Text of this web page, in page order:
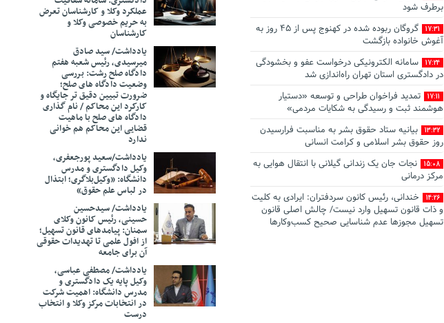
برطرف شود
17:31
گروگان ربوده‌ شده در کهنوج پس از ۴۵ روز به
آغوش خانواده بازگشت
17:24
سامانه الکترونیکی درخواست عفو و بخشودگی
در دادگستری استان تهران راه‌اندازی شد
17:11
تمدید فراخوان طراحی و توسعه «دستیار
هوشمند ثبت و رسیدگی به شکایات مردمی»
13:32
بیانیه ستاد حقوق بشر به مناسبت فرارسیدن
روز حقوق بشر اسلامی و کرامت انسانی
15:08
نجات جان یک زندانی گیلانی با انتقال هوایی به
مرکز درمانی
14:26
خندانی، رئیس کانون سردفتران: ایرادی به کلیت
و ذات قانون تسهیل وارد نیست/ چالش اصلی قانون
تسهیل مجوزها عدم شناسایی صحیح کسب‌وکارها
عملکرد وکلا و کارشناسان تعرض
به حریم خصوصی وکلا و
کارشناسان
‎یادداشت/ سید صادق
میرسیدی، رئیس شعبه هفتم
دادگاه صلح رشت: بررسی
وضعیت دادگاه های صلح؛
ضرورت تبیین دقیق تر جایگاه و
کارکرد این محاکم / نام گذاری
دادگاه های صلح با ماهیت
قضایی این محاکم هم خوانی
ندارد
یادداشت/سعید‌ پورجعفری،
وکیل دادگستری و مدرس
دانشگاه: «وکیل‌بلاگری؛ ابتذال
در لباس علم حقوق»
یادداشت/ سیدحسین
حسینی، رئیس کانون وکلای
سمنان: پیامدهای قانون تسهیل؛
از افول علمی تا تهدیدات حقوقی
آن برای جامعه
یادداشت/ مصطفی عباسی،
وکیل پایه یک دادگستری و
مدرس دانشگاه: اهمیت شرکت
در انتخابات مرکز وکلا ‌و انتخاب
درست